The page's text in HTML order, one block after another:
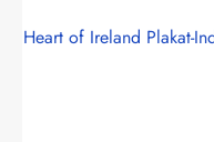
Heart of Ireland Plakat-